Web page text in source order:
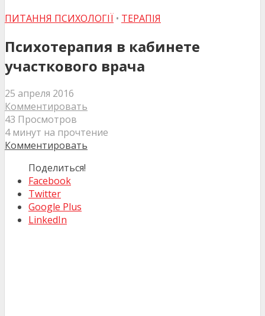
ПИТАННЯ ПСИХОЛОГІЇ • ТЕРАПІЯ
Психотерапия в кабинете
участкового врача
25 апреля 2016
Комментировать
43 Просмотров
4 минут на прочтение
Комментировать
Поделиться!
Facebook
Twitter
Google Plus
LinkedIn